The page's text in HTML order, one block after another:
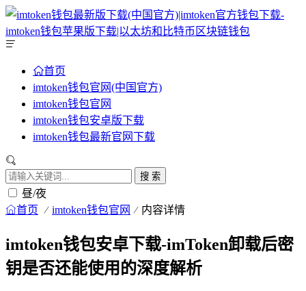
首页
imtoken钱包官网(中国官方)
imtoken钱包官网
imtoken钱包安卓版下载
imtoken钱包最新官网下载
搜 索
昼/夜
首页 imtoken钱包官网 内容详情
imtoken钱包安卓下载-imToken卸载后密
钥是否还能使用的深度解析